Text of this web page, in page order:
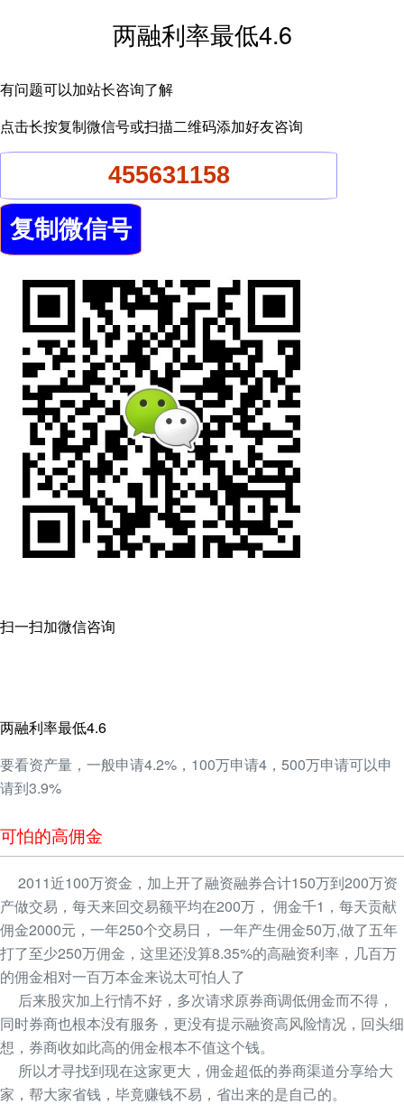
两融利率最低4.6
有问题可以加站长咨询了解
点击长按复制微信号或扫描二维码添加好友咨询
扫一扫加微信咨询
两融利率最低4.6
要看资产量，一般申请4.2%，100万申请4，500万申请可以申
请到3.9%
可怕的高佣金
2011近100万资金，加上开了融资融券合计150万到200万资
产做交易，每天来回交易额平均在200万， 佣金千1，每天贡献
佣金2000元，一年250个交易日， 一年产生佣金50万,做了五年
打了至少250万佣金，这里还没算8.35%的高融资利率，几百万
的佣金相对一百万本金来说太可怕人了
后来股灾加上行情不好，多次请求原券商调低佣金而不得，
同时券商也根本没有服务，更没有提示融资高风险情况，回头细
想，券商收如此高的佣金根本不值这个钱。
所以才寻找到现在这家更大，佣金超低的券商渠道分享给大
家，帮大家省钱，毕竟赚钱不易，省出来的是自己的。